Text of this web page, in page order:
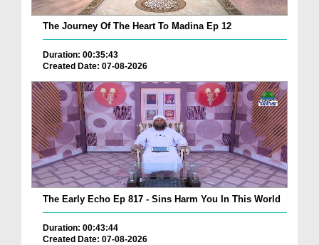
The Journey Of The Heart To Madina Ep 12
Duration: 00:35:43
Created Date: 07-08-2026
The Early Echo Ep 817 - Sins Harm You In This World
Duration: 00:43:44
Created Date: 07-08-2026